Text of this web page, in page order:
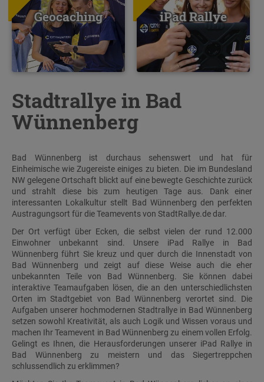
Geocaching iPad Rallye
Stadtrallye in Bad
Wünnenberg
Bad Wünnenberg ist durchaus sehenswert und hat für
Einheimische wie Zugereiste einiges zu bieten. Die im Bundesland
NW gelegene Ortschaft blickt auf eine bewegte Geschichte zurück
und strahlt diese bis zum heutigen Tage aus. Dank einer
interessanten Lokalkultur stellt Bad Wünnenberg den perfekten
Austragungsort für die Teamevents von StadtRallye.de dar.
Der Ort verfügt über Ecken, die selbst vielen der rund 12.000
Einwohner unbekannt sind. Unsere iPad Rallye in Bad
Wünnenberg führt Sie kreuz und quer durch die Innenstadt von
Bad Wünnenberg und zeigt auf diese Weise auch die eher
unbekannten Teile von Bad Wünnenberg. Sie können dabei
interaktive Teamaufgaben lösen, die an den unterschiedlichsten
Orten im Stadtgebiet von Bad Wünnenberg verortet sind. Die
Aufgaben unserer hochmodernen Stadtrallye in Bad Wünnenberg
setzen sowohl Kreativität, als auch Logik und Wissen voraus und
machen Ihr Teamevent in Bad Wünnenberg zu einem vollen Erfolg.
Gelingt es Ihnen, die Herausforderungen unserer iPad Rallye in
Bad Wünnenberg zu meistern und das Siegertreppchen
schlussendlich zu erklimmen?